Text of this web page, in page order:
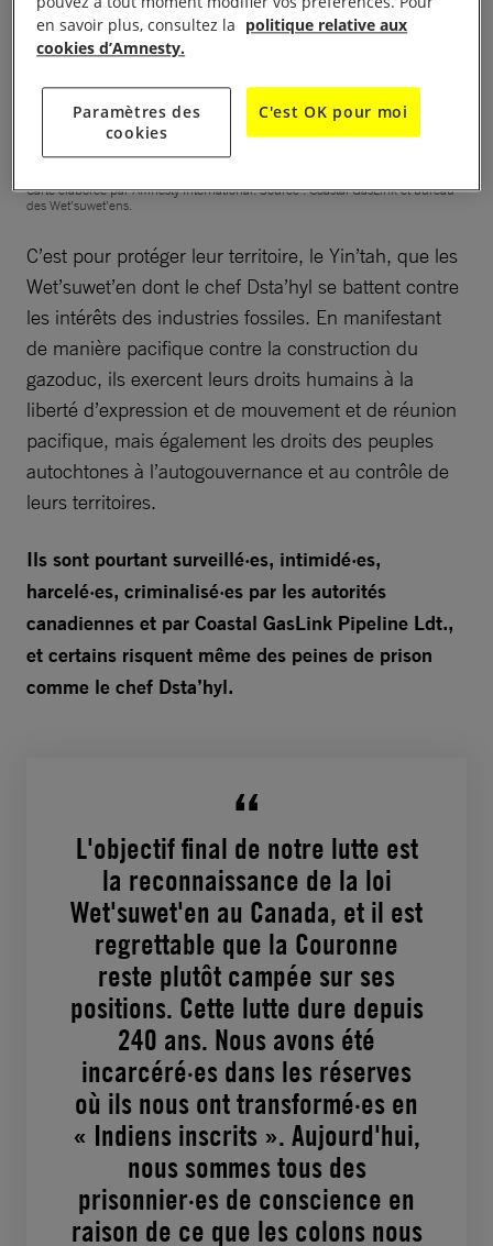
Carte élaborée par Amnesty International. Source : Coastal GasLink et bureau
des Wet’suwet’ens.
C’est pour protéger leur territoire, le Yin’tah, que les
Wet’suwet’en dont le chef Dsta’hyl se battent contre
les intérêts des industries fossiles. En manifestant
de manière pacifique contre la construction du
gazoduc, ils exercent leurs droits humains à la
liberté d’expression et de mouvement et de réunion
pacifique, mais également les droits des peuples
autochtones à l’autogouvernance et au contrôle de
leurs territoires.
Ils sont pourtant surveillé·es, intimidé·es,
harcelé·es, criminalisé·es par les autorités
canadiennes et par Coastal GasLink Pipeline Ldt.,
et certains risquent même des peines de prison
comme le chef Dsta’hyl.
L'objectif final de notre lutte est
la reconnaissance de la loi
Wet'suwet'en au Canada, et il est
regrettable que la Couronne
reste plutôt campée sur ses
positions. Cette lutte dure depuis
240 ans. Nous avons été
incarcéré·es dans les réserves
où ils nous ont transformé·es en
« Indiens inscrits ». Aujourd'hui,
nous sommes tous des
prisonnier·es de conscience en
raison de ce que les colons nous
en savoir plus, consultez la politique relative aux
cookies d’Amnesty.
Paramètres des
cookies
C'est OK pour moi